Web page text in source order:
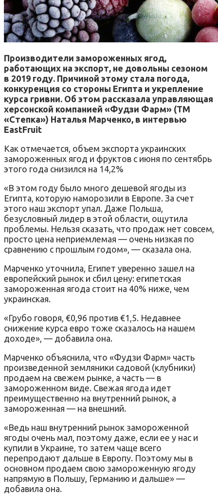
Производители замороженных ягод,
работающих на экспорт, не довольны сезоном
в 2019 году. Причиной этому стала погода,
конкуренция со стороны Египта и укрепление
курса гривни. Об этом рассказала управляющая
херсонской компанией «Фудзи Фарм» (ТМ
«Степка») Наталья Марченко, в интервью
EastFruit
Как отмечается, объем экспорта украинских
замороженных ягод и фруктов с июня по сентябрь
этого года снизился на 14,2%
«В этом году было много дешевой ягоды из
Египта, которую наморозили в Европе. За счет
этого наш экспорт упал. Даже Польша,
безусловный лидер в этой области, ощутила
проблемы. Нельзя сказать, что продаж нет совсем,
просто цена неприемлемая — очень низкая по
сравнению с прошлым годом», — сказала она.
Марченко уточнила, Египет уверенно зашел на
европейский рынок и сбил цену: египетская
замороженная ягода стоит на 40% ниже, чем
украинская.
«Грубо говоря, €0,96 против €1,5. Недавнее
снижение курса евро тоже сказалось на нашем
доходе», — добавила она.
Марченко объяснила, что «Фудзи Фарм» часть
произведенной земляники садовой (клубники)
продаем на свежем рынке, а часть — в
замороженном виде. Свежая ягода идет
преимущественно на внутренний рынок, а
замороженная — на внешний.
«Ведь наш внутренний рынок замороженной
ягоды очень мал, поэтому даже, если ее у нас и
купили в Украине, то затем чаще всего
перепродают дальше в Европу. Поэтому мы в
основном продаем свою замороженную ягоду
напрямую в Польшу, Германию и дальше» —
добавила она.